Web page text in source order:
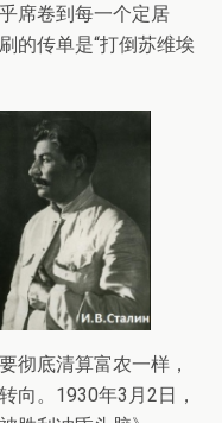
席卷到每一个定居
的传单是“打倒苏维埃
彻底清算富农一样，
向。1930年3月2日，